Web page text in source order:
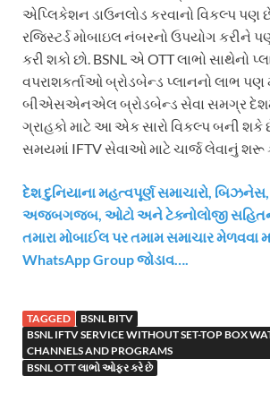
એપ્લિકેશન ડાઉનલોડ કરવાનો વિકલ્પ પણ
રજિસ્ટર્ડ મોબાઇલ નંબરનો ઉપયોગ કરીને
કરી શકો છો. BSNL એ OTT લાભો સાથેનો
વપરાશકર્તાઓ બ્રોડબેન્ડ પ્લાનનો લાભ
બીએસએનએલ બ્રોડબેન્ડ સેવા સમગ્ર
ગ્રાહકો માટે આ એક સારો વિકલ્પ બની શકે
સમયમાં IFTV સેવાઓ માટે ચાર્જ લેવાનું શરૂ
દેશ દુનિયાના મહત્વપૂર્ણ સમાચારો,
અજબગજબ, ઓટો અને ટેક્નોલોજી
તમારા મોબાઈલ પર તમામ સમાચાર મેળવવા
WhatsApp Group જોડાવ….
TAGGED
BSNL BITV
BSNL IFTV SERVICE WITHOUT SET-TOP BOX
CHANNELS AND PROGRAMS
BSNL OTT લાભો ઓફર કરે છે